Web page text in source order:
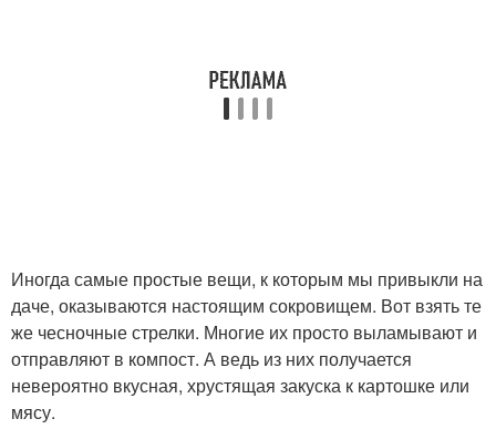
Иногда самые простые вещи, к которым мы привыкли на
даче, оказываются настоящим сокровищем. Вот взять те
же чесночные стрелки. Многие их просто выламывают и
отправляют в компост. А ведь из них получается
невероятно вкусная, хрустящая закуска к картошке или
мясу.